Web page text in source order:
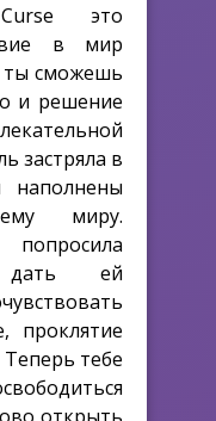
это
в мир
ты сможешь
и решение
застряла в
миру.
дать ей
проклятие
тебе